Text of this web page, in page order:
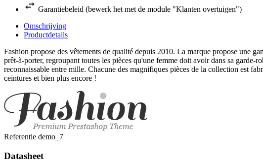
Garantiebeleid (bewerk het met de module "Klanten overtuigen")
Omschrijving
Productdetails
Fashion propose des vêtements de qualité depuis 2010. La marque propose une
prêt-à-porter, regroupant toutes les pièces qu'une femme doit avoir dans sa
reconnaissable entre mille. Chacune des magnifiques pièces de la collection est
ceintures et bien plus encore !
Referentie demo_7
Datasheet